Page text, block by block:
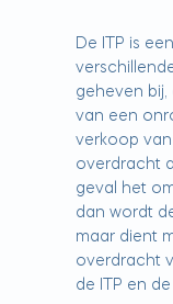
De ITP is
geheven
van een
verkoop
overdracht
geval het
dan wordt
maar dient
overdracht
de ITP en